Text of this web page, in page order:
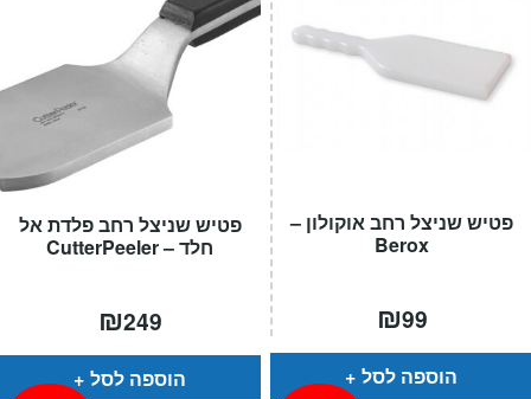
פטיש שניצל רחב פלדת אל
חלד – CutterPeeler
₪249
הוספה לסל
פטיש שניצל רחב אוקולון –
Berox
₪99
הוספה לסל